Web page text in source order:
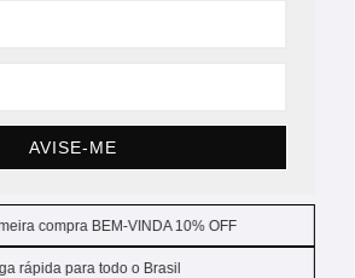
AVISE-ME
compra BEM-VINDA 10% OFF
rápida para todo o Brasil